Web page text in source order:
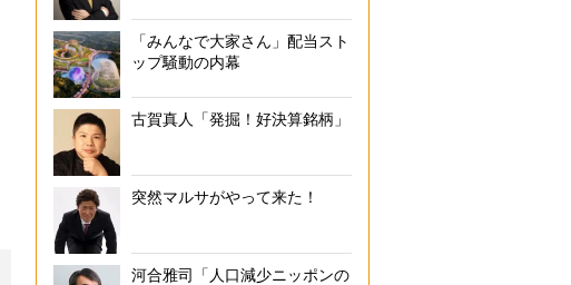
「みんなで大家さん」配当スト
ップ騒動の内幕
古賀真人「発掘！好決算銘柄」
突然マルサがやって来た！
河合雅司「人口減少ニッポンの